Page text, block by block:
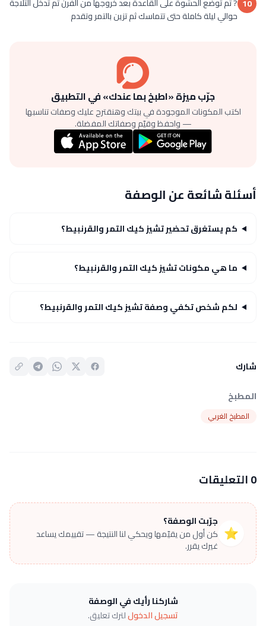
10
حوالي ليلة كاملة حتى تتماسك ثم تزين بالتمر وتقدم
جرّب ميزة «اطبخ بما عندك» في التطبيق
اكتب المكونات الموجودة في بيتك وهنقترح عليك وصفات تناسبها
— واحفظ وقيّم وصفاتك المفضلة.
أسئلة شائعة عن الوصفة
كم يستغرق تحضير تشيز كيك التمر والقرنبيط؟
ما هي مكونات تشيز كيك التمر والقرنبيط؟
لكم شخص تكفي وصفة تشيز كيك التمر والقرنبيط؟
شارك
المطبخ
المطبخ الغربي
0 التعليقات
⭐
جرّبت الوصفة؟
كن أول من يقيّمها ويحكي لنا النتيجة — تقييمك يساعد
غيرك يقرر.
شاركنا رأيك في الوصفة
تسجيل الدخوللترك تعليق.